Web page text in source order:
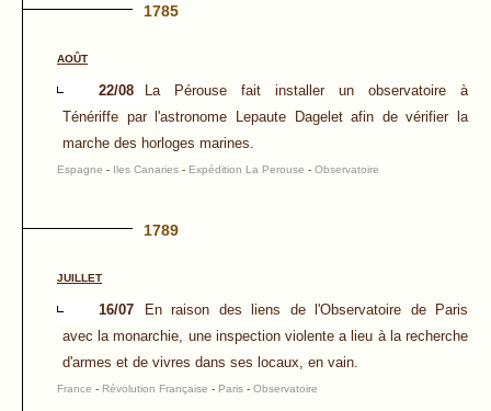
1785
AOÛT
22/08
La Pérouse fait installer un observatoire à
Ténériffe par l'astronome Lepaute Dagelet afin de vérifier la
marche des horloges marines.
Espagne - Iles Canaries - Expédition La Perouse - Observatoire
1789
JUILLET
16/07
En raison des liens de l'Observatoire de Paris
avec la monarchie, une inspection violente a lieu à la recherche
d'armes et de vivres dans ses locaux, en vain.
France - Révolution Française - Paris - Observatoire